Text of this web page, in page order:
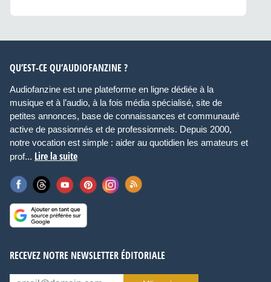
QU’EST-CE QU’AUDIOFANZINE ?
Audiofanzine est une plateforme en ligne dédiée à la
musique et à l’audio, à la fois média spécialisé, site de
petites annonces, base de connaissances et communauté
active de passionnés et de professionnels. Depuis 2000,
notre vocation est simple : aider au quotidien les amateurs et
prof... Lire la suite
RECEVEZ NOTRE NEWSLETTER ÉDITORIALE